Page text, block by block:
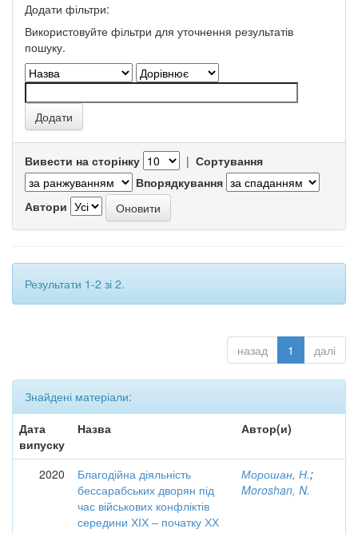
Додати фільтри:
Використовуйте фільтри для уточнення результатів
пошуку.
Вивести на сторінку | Сортування
Впорядкування
Автори
Результати 1-2 зі 2.
назад 1 далі
Знайдені матеріали:
Дата
випуску
Назва Автор(и)
2020
Благодійна діяльність
бессарабських дворян під
час військових конфліктів
середини ХІХ – початку ХХ
Морошан, Н.;
Moroshan, N.